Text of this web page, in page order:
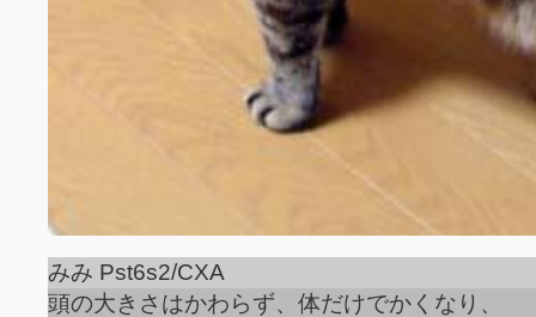
みみ Pst6s2/CXA
頭の大きさはかわらず、体だけでかくなり、